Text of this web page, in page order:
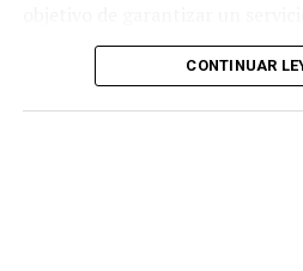
los usuarios.
De acuerdo con la información
CONTINUAR